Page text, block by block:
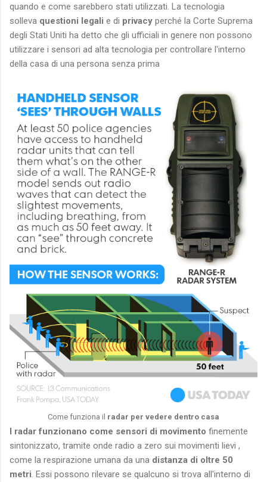
quando e come sarebbero stati utilizzati. La tecnologia
solleva questioni legali e di privacy perché la Corte Suprema
degli Stati Uniti ha detto che gli ufficiali in genere non possono
utilizzare i sensori ad alta tecnologia per controllare l'interno
della casa di una persona senza prima
Come funziona il radar per vedere dentro casa
I radar funzionano come sensori di movimento finemente
sintonizzato, tramite onde radio a zero sui movimenti lievi ,
come la respirazione umana da una distanza di oltre 50
metri . Essi possono rilevare se qualcuno si trova all'interno di